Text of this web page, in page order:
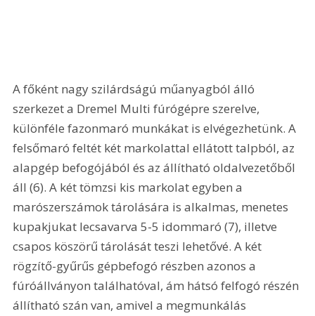
A főként nagy szilárdságú műanyagból álló
szerkezet a Dremel Multi fúrógépre szerelve,
különféle fazonmaró munkákat is elvégezhetünk. A
felsőmaró feltét két markolattal ellátott talpból, az
alapgép befogójából és az állítható oldalvezetőből
áll (6). A két tömzsi kis markolat egyben a
marószerszámok tárolására is alkalmas, menetes
kupakjukat lecsavarva 5-5 idommaró (7), illetve
csapos köszörű tárolását teszi lehetővé. A két
rögzítő-gyűrűs gépbefogó részben azonos a
fúróállványon találhatóval, ám hátsó felfogó részén
állítható szán van, amivel a megmunkálás